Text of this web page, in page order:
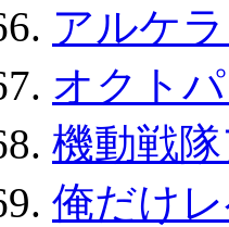
アルケ
オクト
機動戦
俺だけ